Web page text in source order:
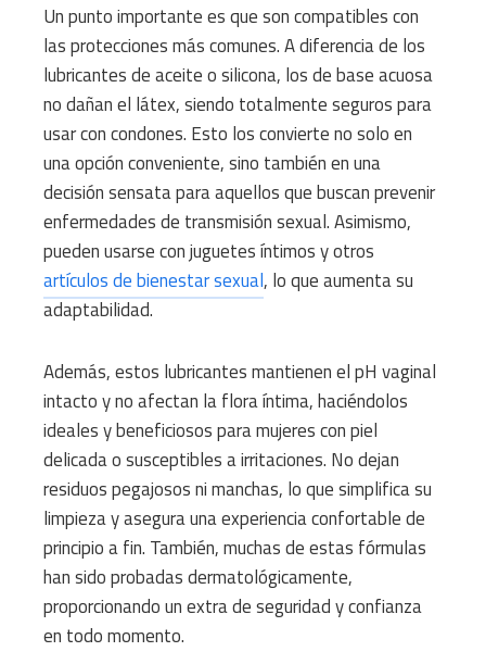
Un punto importante es que son compatibles con
las protecciones más comunes. A diferencia de los
lubricantes de aceite o silicona, los de base acuosa
no dañan el látex, siendo totalmente seguros para
usar con condones. Esto los convierte no solo en
una opción conveniente, sino también en una
decisión sensata para aquellos que buscan prevenir
enfermedades de transmisión sexual. Asimismo,
pueden usarse con juguetes íntimos y otros
artículos de bienestar sexual, lo que aumenta su
adaptabilidad.
Además, estos lubricantes mantienen el pH vaginal
intacto y no afectan la flora íntima, haciéndolos
ideales y beneficiosos para mujeres con piel
delicada o susceptibles a irritaciones. No dejan
residuos pegajosos ni manchas, lo que simplifica su
limpieza y asegura una experiencia confortable de
principio a fin. También, muchas de estas fórmulas
han sido probadas dermatológicamente,
proporcionando un extra de seguridad y confianza
en todo momento.